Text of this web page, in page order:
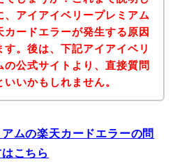
、アイアイベリープレミアム
カードエラーが発生する原因
す。後は、下記アイアイベリ
の公式サイトより、直接質問
いいかもしれません。
ムの楽天カードエラーの問
こちら